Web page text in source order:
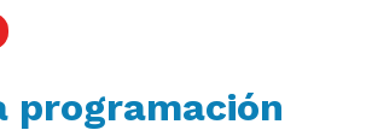
programación